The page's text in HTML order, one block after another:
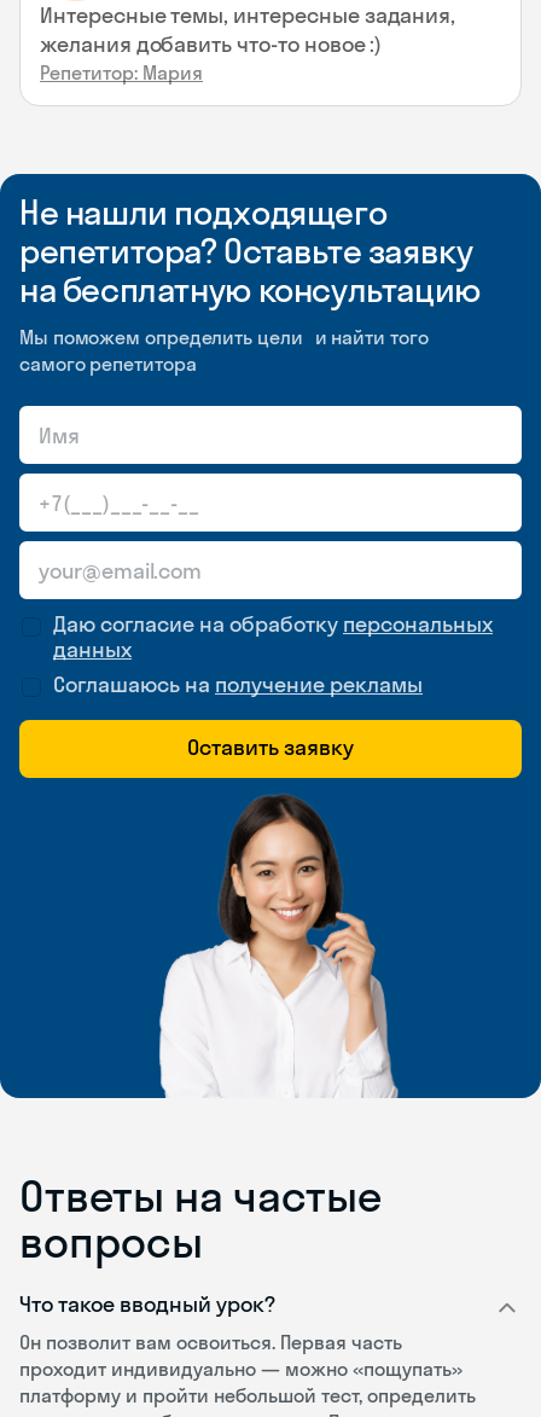
Интересные темы, интересные задания,
желания добавить что-то новое :)
Репетитор: Мария
Не нашли подходящего
репетитора? Оставьте заявку
на бесплатную консультацию
Мы поможем определить цели и найти того
самого репетитора
Даю согласие на обработку персональных
данных
Соглашаюсь на получение рекламы
Оставить заявку
Ответы на частые
вопросы
Что такое вводный урок?
Он позволит вам освоиться. Первая часть
проходит индивидуально — можно «пощупать»
платформу и пройти небольшой тест, определить